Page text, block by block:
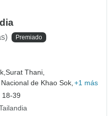
Premiado
Surat Thani,
de Khao Sok, +1 más
18-39